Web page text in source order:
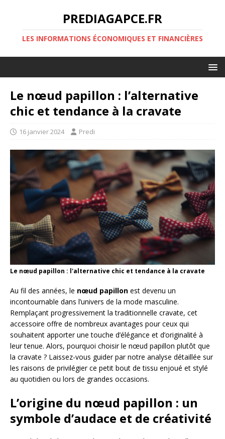
PREDIAGAPCE.FR
LES INFORMATIONS ÉCONOMIQUES ET FINANCIÈRES
Le nœud papillon : l’alternative
chic et tendance à la cravate
16 janvier 2024 Predi
Le nœud papillon : l'alternative chic et tendance à la cravate
Au fil des années, le nœud papillon est devenu un
incontournable dans l’univers de la mode masculine.
Remplaçant progressivement la traditionnelle cravate, cet
accessoire offre de nombreux avantages pour ceux qui
souhaitent apporter une touche d’élégance et d’originalité à
leur tenue. Alors, pourquoi choisir le nœud papillon plutôt que
la cravate ? Laissez-vous guider par notre analyse détaillée sur
les raisons de privilégier ce petit bout de tissu enjoué et stylé
au quotidien ou lors de grandes occasions.
L’origine du nœud papillon : un
symbole d’audace et de créativité